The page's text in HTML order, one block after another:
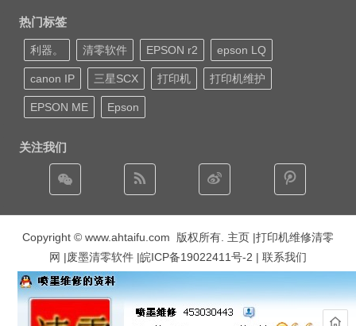
热门标签
利器。 清零软件 EPSON r2 epson LQ
canon IP 三星SCX 打印机 打印机维护
EPSON ME Epson
关注我们
Copyright © www.ahtaifu.com 版权所有. 主页 |打印机维修清零
网 |废墨清零软件 |皖ICP备19022411号-2 | 联系我们